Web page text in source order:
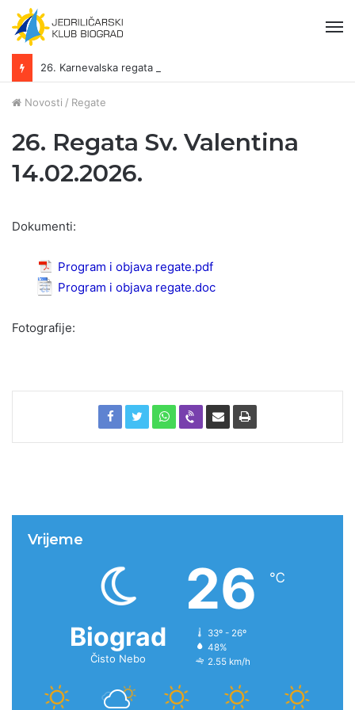
26. Karnevalska regata 13.-15.02.2026.
Novosti / Regate
26. Regata Sv. Valentina
14.02.2026.
Dokumenti:
Program i objava regate.pdf
Program i objava regate.doc
Fotografije:
Vrijeme
Biograd
Čisto Nebo
26 ℃
33º - 26º
48%
2.55 km/h